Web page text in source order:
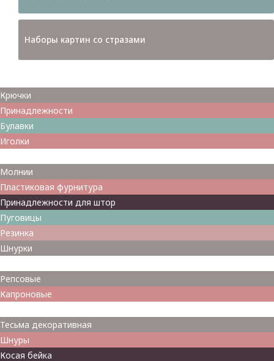
Наборы картин со стразами
Крючки
Принадлежности
Булавки
Иголки
Молнии
Пластиковая фурнитура
Принадлежности для штор
Пуговицы
Резинка
Шнурки
Репсовые
Капроновые
Тесьма декоративная
Шнуры
Косая бейка